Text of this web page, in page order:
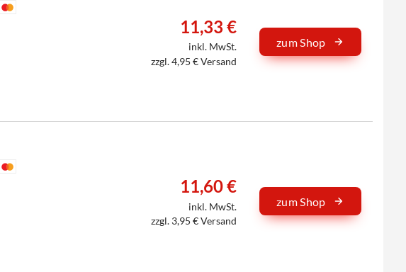
11,33 €
inkl. MwSt.
zzgl. 4,95 € Versand
zum Shop
11,60 €
inkl. MwSt.
zzgl. 3,95 € Versand
zum Shop